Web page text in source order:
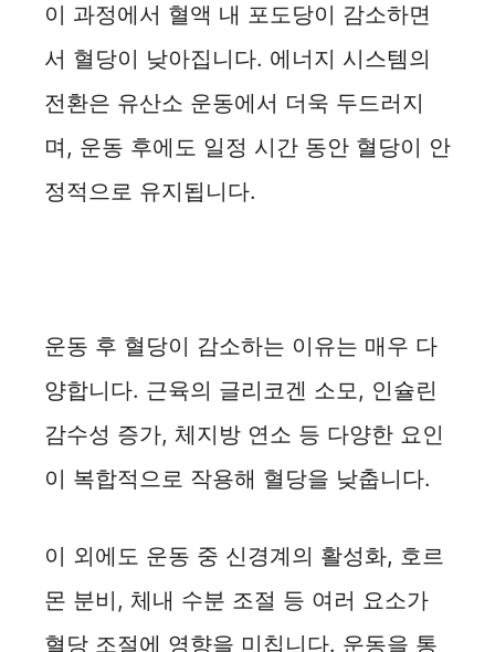
이 과정에서 혈액 내 포도당이 감소하면
서 혈당이 낮아집니다. 에너지 시스템의
전환은 유산소 운동에서 더욱 두드러지
며, 운동 후에도 일정 시간 동안 혈당이 안
정적으로 유지됩니다.
운동 후 혈당이 감소하는 이유는 매우 다
양합니다. 근육의 글리코겐 소모, 인슐린
감수성 증가, 체지방 연소 등 다양한 요인
이 복합적으로 작용해 혈당을 낮춥니다.
이 외에도 운동 중 신경계의 활성화, 호르
몬 분비, 체내 수분 조절 등 여러 요소가
혈당 조절에 영향을 미칩니다. 운동을 통